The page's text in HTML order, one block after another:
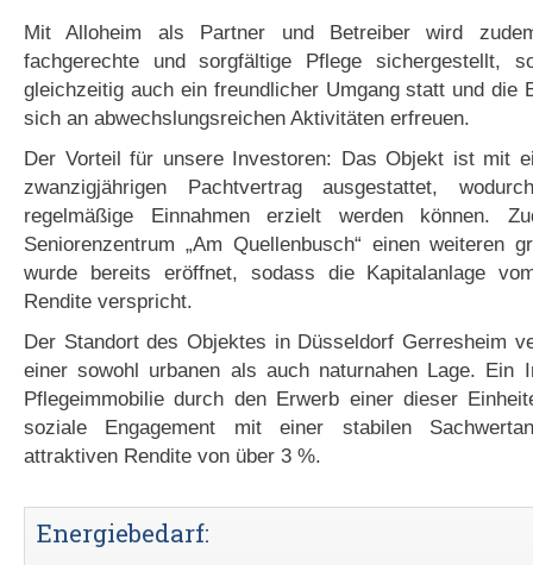
Mit Alloheim als Partner und Betreiber wird
fachgerechte und sorgfältige Pflege sichergestellt,
gleichzeitig auch ein freundlicher Umgang statt und die
sich an abwechslungsreichen Aktivitäten erfreuen.
Der Vorteil für unsere Investoren: Das Objekt ist mit
zwanzigjährigen Pachtvertrag ausgestattet,
regelmäßige Einnahmen erzielt werden können.
Seniorenzentrum „Am Quellenbusch“ einen weiteren
wurde bereits eröffnet, sodass die Kapitalanlage
Rendite verspricht.
Der Standort des Objektes in Düsseldorf Gerresheim
einer sowohl urbanen als auch naturnahen Lage. Ein
Pflegeimmobilie durch den Erwerb einer dieser
soziale Engagement mit einer stabilen
attraktiven Rendite von über 3 %.
Energiebedarf: